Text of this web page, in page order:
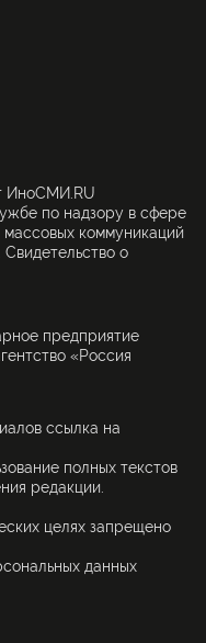
ИноСМИ.RU
по надзору в сфере
массовых коммуникаций
о
предприятие
«Россия
ссылка на
полных текстов
редакции.
целях запрещено
данных